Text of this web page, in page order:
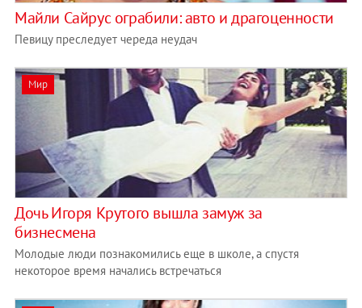
Майли Сайрус ограбили: авто и драгоценности
Певицу преследует череда неудач
Мир
Дочь Игоря Крутого вышла замуж за
бизнесмена
Молодые люди познакомились еще в школе, а спустя
некоторое время начались встречаться